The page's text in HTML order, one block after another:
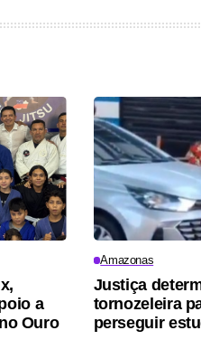
a
Ouro
Amazonas
Justiça
tornozeleira
perseguir